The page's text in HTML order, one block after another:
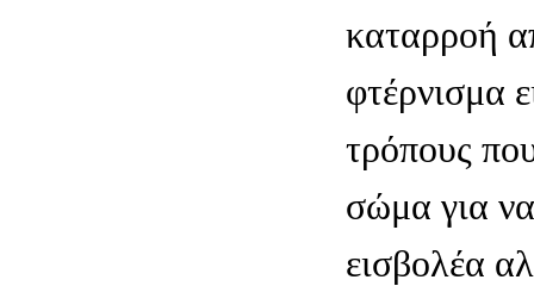
καταρροή
φτέρνισμα
τρόπους
σώμα για
εισβολέα